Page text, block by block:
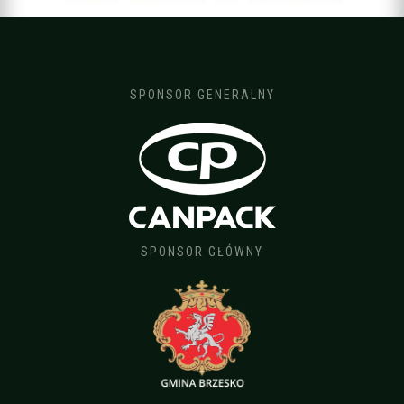
SPONSOR GENERALNY
SPONSOR GŁÓWNY